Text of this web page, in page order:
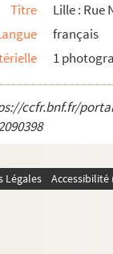
1792
défilant sur
église St Etienne
St Etienne
en feu
en feu
du Palais Rihour
beffroi, 1857
Titre
Lille : Rue
français
1
ccfr.bnf.fr/
Légales